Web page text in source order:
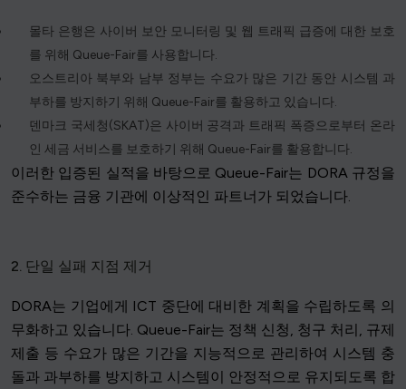
몰타 은행은 사이버 보안 모니터링 및 웹 트래픽 급증에 대한 보호
를 위해 Queue-Fair를 사용합니다.
오스트리아 북부와 남부 정부는 수요가 많은 기간 동안 시스템 과
부하를 방지하기 위해 Queue-Fair를 활용하고 있습니다.
덴마크 국세청(SKAT)은 사이버 공격과 트래픽 폭증으로부터 온라
인 세금 서비스를 보호하기 위해 Queue-Fair를 활용합니다.
이러한 입증된 실적을 바탕으로 Queue-Fair는 DORA 규정을
준수하는 금융 기관에 이상적인 파트너가 되었습니다.
2. 단일 실패 지점 제거
DORA는 기업에게 ICT 중단에 대비한 계획을 수립하도록 의
무화하고 있습니다. Queue-Fair는 정책 신청, 청구 처리, 규제
제출 등 수요가 많은 기간을 지능적으로 관리하여 시스템 충
돌과 과부하를 방지하고 시스템이 안정적으로 유지되도록 합